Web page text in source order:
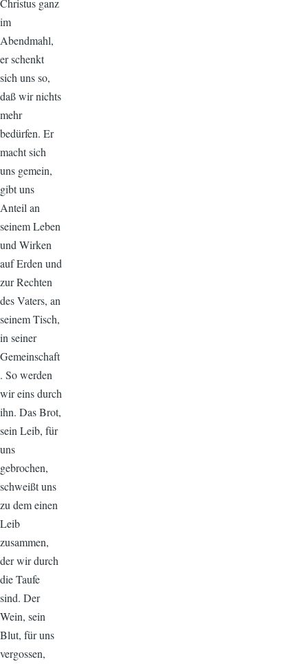
Christus ganz
im
Abendmahl,
er schenkt
sich uns so,
daß wir nichts
mehr
bedürfen. Er
macht sich
uns gemein,
gibt uns
Anteil an
seinem Leben
und Wirken
auf Erden und
zur Rechten
des Vaters, an
seinem Tisch,
in seiner
Gemeinschaft
. So werden
wir eins durch
ihn. Das Brot,
sein Leib, für
uns
gebrochen,
schweißt uns
zu dem einen
Leib
zusammen,
der wir durch
die Taufe
sind. Der
Wein, sein
Blut, für uns
vergossen,